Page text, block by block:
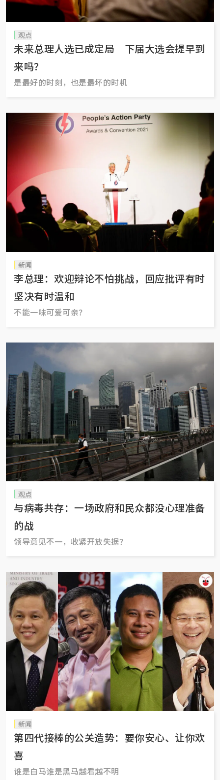
观点
未来总理人选已成定局 下届大选会提早到
来吗？
是最好的时刻，也是最坏的时机
新闻
李总理：欢迎辩论不怕挑战，回应批评有时
坚决有时温和
不能一味可爱可亲？
观点
与病毒共存：一场政府和民众都没心理准备
的战
领导意见不一，收紧开放失据？
新闻
第四代接棒的公关造势：要你安心、让你欢
喜
谁是白马谁是黑马越看越不明